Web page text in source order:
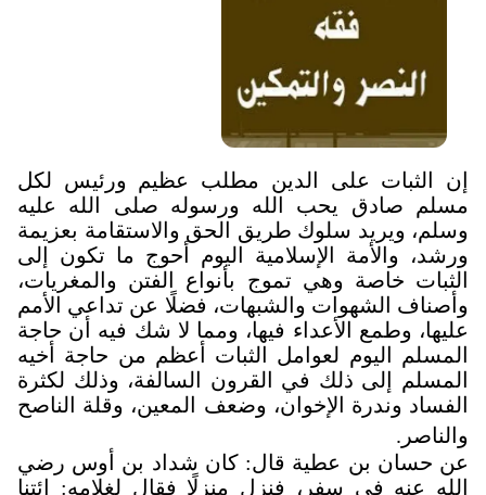
إن الثبات على الدين مطلب عظيم ورئيس لكل
مسلم صادق يحب الله ورسوله صلى الله عليه
وسلم، ويريد سلوك طريق الحق والاستقامة بعزيمة
ورشد، والأمة الإسلامية اليوم أحوج ما تكون إلى
الثبات خاصة وهي تموج بأنواع الفتن والمغريات،
وأصناف الشهوات والشبهات، فضلًا عن تداعي الأمم
عليها، وطمع الأعداء فيها، ومما لا شك فيه أن حاجة
المسلم اليوم لعوامل الثبات أعظم من حاجة أخيه
المسلم إلى ذلك في القرون السالفة، وذلك لكثرة
الفساد وندرة الإخوان، وضعف المعين، وقلة الناصح
والناصر .
عن حسان بن عطية قال: كان شداد بن أوس رضي
الله عنه في سفر، فنزل منزلًا فقال لغلامه: ائتنا